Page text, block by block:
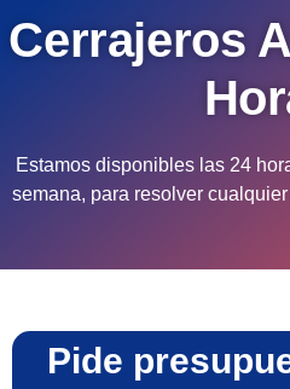
Cerrajeros
Estamos disponibles las 24
semana, para resolver
Pide